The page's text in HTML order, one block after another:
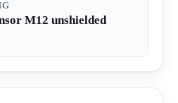
M12 unshielded